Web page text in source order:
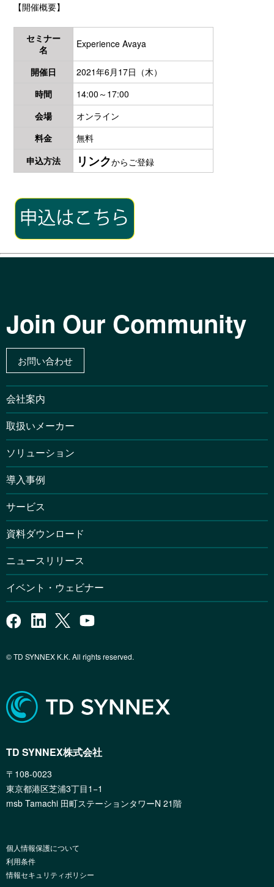
【開催概要】
セミナー
名
Experience Avaya
開催日
2021年6月17日（木）
時間
14:00～17:00
会場
オンライン
料金
無料
申込方法
リンクからご登録
Join Our Community
お問い合わせ
会社案内
取扱いメーカー
ソリューション
導入事例
サービス
資料ダウンロード
ニュースリリース
イベント・ウェビナー
© TD SYNNEX K.K. All rights reserved.
TD SYNNEX株式会社
〒108-0023
東京都港区芝浦3丁目1−1
msb Tamachi 田町ステーションタワーN 21階
個人情報保護について
利用条件
情報セキュリティポリシー